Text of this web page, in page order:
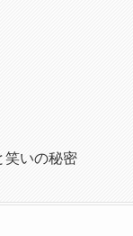
笑いの秘密